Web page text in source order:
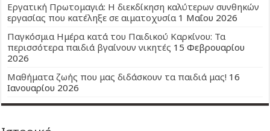
Εργατική Πρωτομαγιά: Η διεκδίκηση καλύτερων συνθηκών
εργασίας που κατέληξε σε αιματοχυσία 1 Μαΐου 2026
Παγκόσμια Ημέρα κατά του Παιδικού Καρκίνου: Τα
περισσότερα παιδιά βγαίνουν νικητές 15 Φεβρουαρίου
2026
Μαθήματα ζωής που μας διδάσκουν τα παιδιά μας! 16
Ιανουαρίου 2026